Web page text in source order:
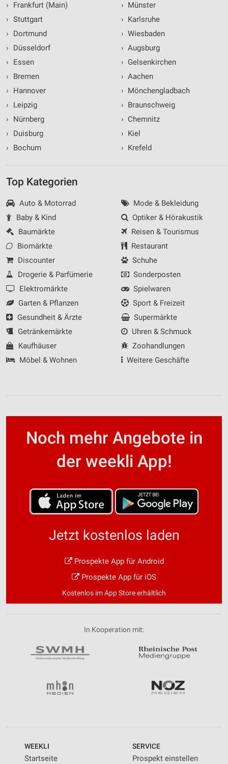
›
Frankfurt (Main)
› Stuttgart
›
Dortmund
›
Düsseldorf
›
Essen
›
Bremen
›
Hannover
›
Leipzig
›
Nürnberg
›
Duisburg
›
Bochum
› Münster
› Karlsruhe
› Wiesbaden
› Augsburg
› Gelsenkirchen
› Aachen
› Mönchengladbach
› Braunschweig
› Chemnitz
› Kiel
› Krefeld
Top Kategorien
Auto & Motorrad
Baby & Kind
Baumärkte
Biomärkte
Discounter
Drogerie & Parfümerie
Elektromärkte
Garten & Pflanzen
Gesundheit & Ärzte
Getränkemärkte
Kaufhäuser
Möbel & Wohnen
Mode & Bekleidung
Optiker & Hörakustik
Reisen & Tourismus
Restaurant
Schuhe
Sonderposten
Spielwaren
Sport & Freizeit
Supermärkte
Uhren & Schmuck
Zoohandlungen
Weitere Geschäfte
Noch mehr Angebote in
der weekli App!
Jetzt kostenlos laden
Prospekte App für Android
Prospekte App für iOS
Kostenlos im App Store erhältlich
In Kooperation mit:
WEEKLI
Startseite
SERVICE
Prospekt einstellen